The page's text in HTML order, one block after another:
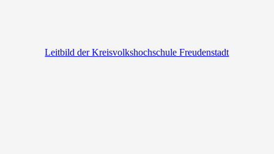
Leitbild der Kreisvolkshochschule Freudenstadt